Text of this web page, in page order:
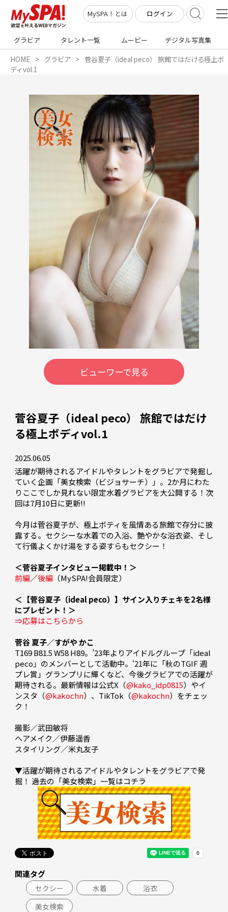
MySPA！とは ログイン
グラビア タレント一覧 ムービー デジタル写真集
HOME グラビア
菅谷夏子（ideal peco） 旅館ではだける極上ボ
ディvol.1
ビューワーで見る
菅谷夏子（ideal peco） 旅館ではだけ
る極上ボディvol.1
2025.06.05
活躍が期待されるアイドルやタレントをグラビアで発掘し
ていく企画「美女検索（ビジョサーチ）」。2か月にわた
りここでしか見れない限定水着グラビアを大公開する！次
回は7月10日に更新!!
今月は菅谷夏子が、極上ボティを風情ある旅館で存分に披
露する。セクシーな水着での入浴、艶やかな浴衣姿、そし
て行儀よくかけ湯をする姿すらもセクシー！
＜菅谷夏子インタビュー掲載中！＞
前編／後編（MySPA!会員限定）
＜【菅谷夏子（ideal peco）】サイン入りチェキを2名様
にプレゼント！＞
⇒応募はこちらから
菅谷 夏子／すがや かこ
T169 B81.5 W58 H89。’23年よりアイドルグループ「ideal
peco」のメンバーとして活動中。‘21年に「秋のTGIF 週
プレ賞」グランプリに輝くなど、今後グラビアでの活躍が
期待される。最新情報は公式X（@kako_idp0815）やイ
ンスタ（@kakochn）、TikTok（@kakochn）をチェッ
ク！
撮影／武田敏将
ヘアメイク／伊藤遥香
スタイリング／米丸友子
▼活躍が期待されるアイドルやタレントをグラビアで発
関連タグ
セクシー 水着
浴衣
美女検索